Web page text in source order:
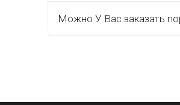
Можно У Вас заказать